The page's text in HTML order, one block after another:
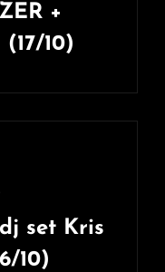
+
10)
set Kris
10)